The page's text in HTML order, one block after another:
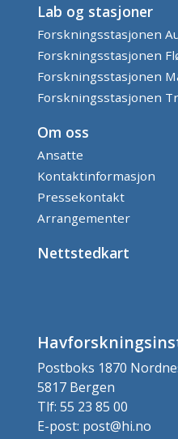
Lab og stasjoner
Forskningsstasjonen
Forskningsstasjonen
Forskningsstasjonen
Forskningsstasjonen
Om oss
Ansatte
Kontaktinformasjon
Pressekontakt
Arrangementer
Nettstedkart
Postboks 1870
5817 Bergen
Tlf: 55 23 85 00
E-post: post@hi.no